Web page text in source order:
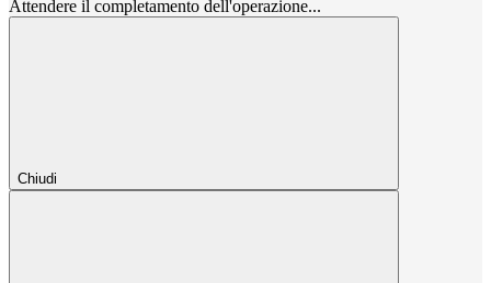
Attendere il completamento dell'operazione...
Chiudi